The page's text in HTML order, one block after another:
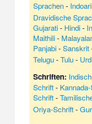
Sprachen-
Dravidische
Gujarati- Hindi-
Maithili-
Panjabi-Sanskrit
Telugu-Tulu-
Schriften:
Schrift-
Schrift-
Oriya-Schrift-